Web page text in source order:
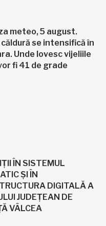
meteo, 5 august.
căldură se intensifică în
Unde lovesc vijeliile
fi 41 de grade
ÎN SISTEMUL
ȘI ÎN
DIGITALĂ A
JUDEȚEAN DE
VÂLCEA